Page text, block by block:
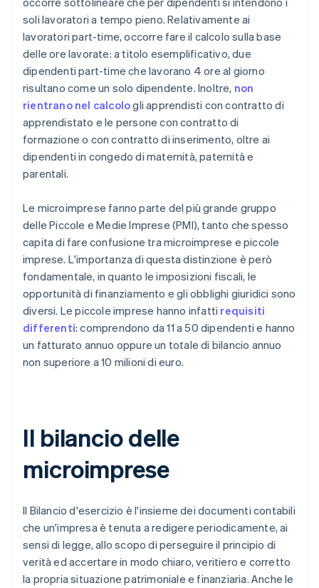
soli lavoratori a tempo pieno. Relativamente ai
lavoratori part-time, occorre fare il calcolo sulla base
delle ore lavorate: a titolo esemplificativo, due
dipendenti part-time che lavorano 4 ore al giorno
risultano come un solo dipendente. Inoltre, non
rientrano nel calcologli apprendisti con contratto di
apprendistato e le persone con contratto di
formazione o con contratto di inserimento, oltre ai
dipendenti in congedo di maternità, paternità e
parentali.
Le microimprese fanno parte del più grande gruppo
delle Piccole e Medie Imprese (PMI), tanto che spesso
capita di fare confusione tra microimprese e piccole
imprese. L'importanza di questa distinzione è però
fondamentale, in quanto le imposizioni fiscali, le
opportunità di finanziamento e gli obblighi giuridici sono
diversi. Le piccole imprese hanno infatti requisiti
differenti: comprendono da 11 a 50 dipendenti e hanno
un fatturato annuo oppure un totale di bilancio annuo
non superiore a 10 milioni di euro.
Il bilancio delle
microimprese
Il Bilancio d'esercizio è l'insieme dei documenti contabili
che un'impresa è tenuta a redigere periodicamente, ai
sensi di legge, allo scopo di perseguire il principio di
verità ed accertare in modo chiaro, veritiero e corretto
la propria situazione patrimoniale e finanziaria. Anche le